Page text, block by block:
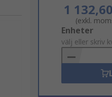
1
(exkl.
Add
to
Basket
Enheter
välj eller skriv